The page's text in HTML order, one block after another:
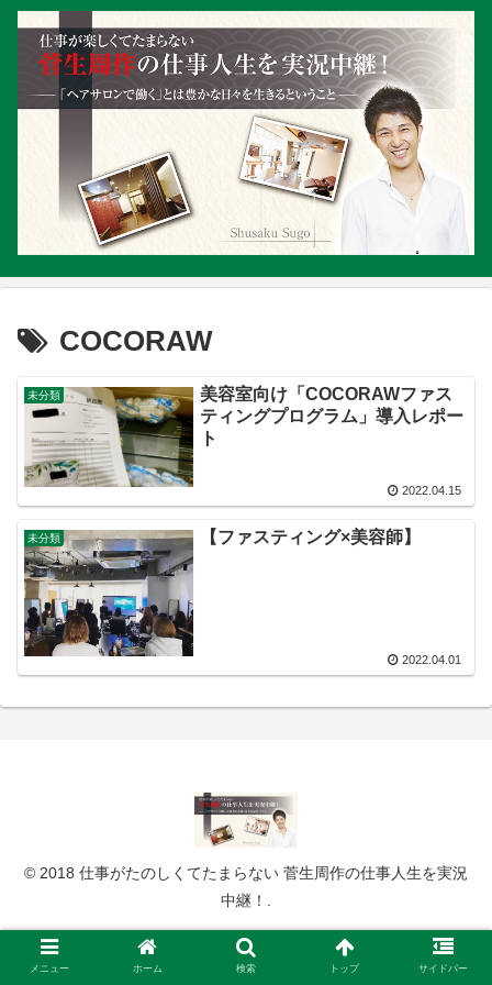
COCORAW
未分類
美容室向け「COCORAWファス
ティングプログラム」導入レポー
ト
2022.04.15
未分類 【ファスティング×美容師】
2022.04.01
© 2018 仕事がたのしくてたまらない 菅生周作の仕事人生を実況
中継！.
メニュー ホーム 検索 トップ サイドバー